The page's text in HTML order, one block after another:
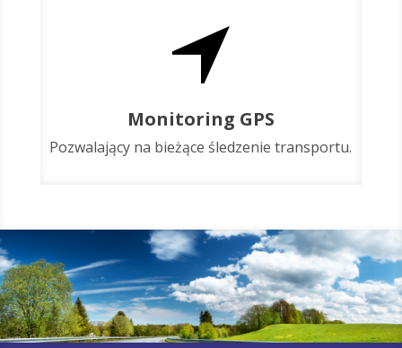
Monitoring GPS
Pozwalający na bieżące śledzenie transportu.